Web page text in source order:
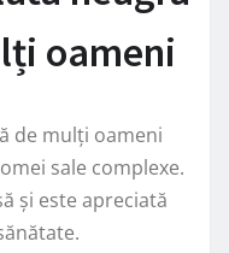
oameni
de mulți oameni
sale complexe.
și este apreciată